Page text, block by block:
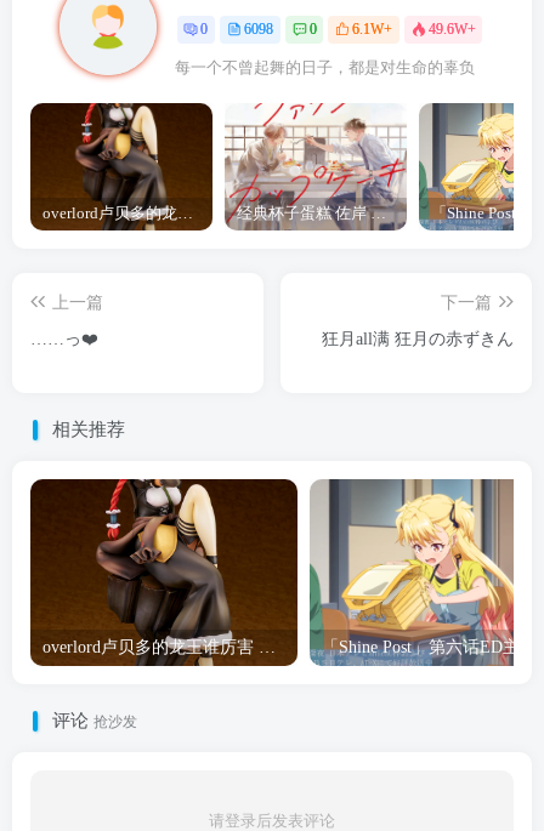
0 6098 0 6.1W+ 49.6W+
每一个不曾起舞的日子，都是对生命的辜负
经典杯子蛋糕 佐岸 漫画「经典杯子蛋糕」宣布真人日剧化
上一篇
……っ❤️
下一篇
狂月all满 狂月の赤ずきん
相关推荐
评论 抢沙发
请登录后发表评论